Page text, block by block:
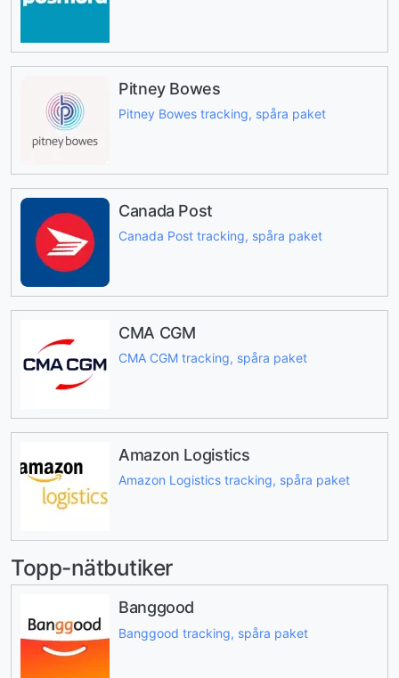
Pitney Bowes
Pitney Bowes tracking, spåra paket
Canada Post
Canada Post tracking, spåra paket
CMA CGM
CMA CGM tracking, spåra paket
Amazon Logistics
Amazon Logistics tracking, spåra paket
Topp-nätbutiker
Banggood
Banggood tracking, spåra paket